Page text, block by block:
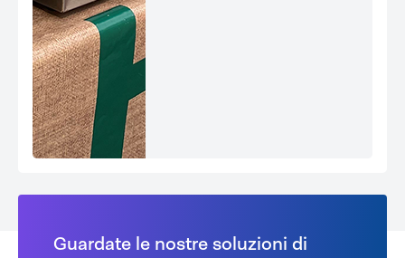
Guardate le nostre soluzioni di